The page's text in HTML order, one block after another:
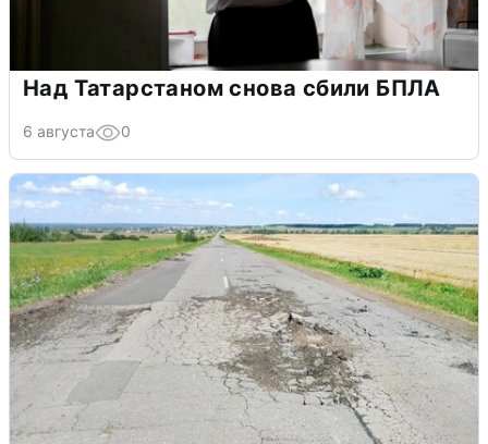
Над Татарстаном снова сбили БПЛА
6 августа 0